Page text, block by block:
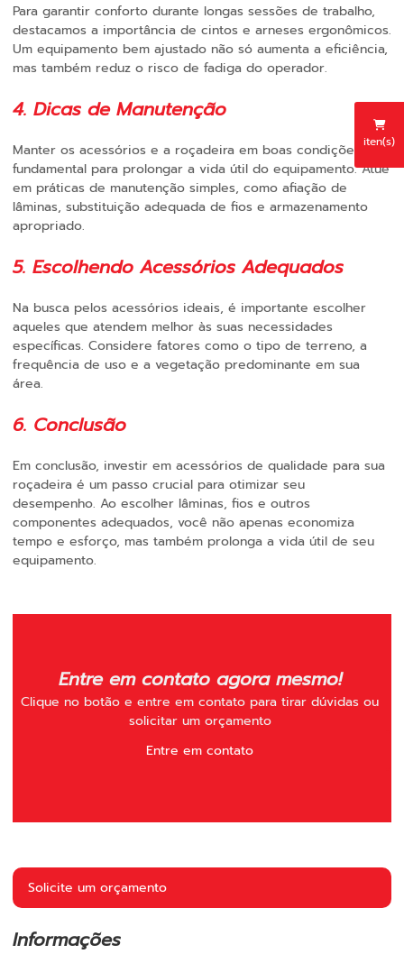
iten(s)
Para garantir conforto durante longas sessões de trabalho,
destacamos a importância de cintos e arneses ergonômicos.
Um equipamento bem ajustado não só aumenta a eficiência,
mas também reduz o risco de fadiga do operador.
4. Dicas de Manutenção
Manter os acessórios e a roçadeira em boas condições é
fundamental para prolongar a vida útil do equipamento. Atue
em práticas de manutenção simples, como afiação de
lâminas, substituição adequada de fios e armazenamento
apropriado.
5. Escolhendo Acessórios Adequados
Na busca pelos acessórios ideais, é importante escolher
aqueles que atendem melhor às suas necessidades
específicas. Considere fatores como o tipo de terreno, a
frequência de uso e a vegetação predominante em sua
área.
6. Conclusão
Em conclusão, investir em acessórios de qualidade para sua
roçadeira é um passo crucial para otimizar seu
desempenho. Ao escolher lâminas, fios e outros
componentes adequados, você não apenas economiza
tempo e esforço, mas também prolonga a vida útil de seu
equipamento.
Entre em contato agora mesmo!
Clique no botão e entre em contato para tirar dúvidas ou
solicitar um orçamento
Entre em contato
Solicite um orçamento
Informações